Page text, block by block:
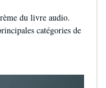
du livre audio.
catégories de